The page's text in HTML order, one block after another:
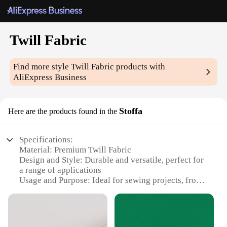
Twill Fabric
Find more styleTwill Fabric products with
AliExpress Business
Here are the products found in the Stoffa
Specifications:
Material: Premium Twill Fabric
Design and Style: Durable and versatile, perfect for
a range of applications
Usage and Purpose: Ideal for sewing projects, from
Performance and Property: Strong, resilient, and
Shape or Size or Weight or Quantity: Available in a